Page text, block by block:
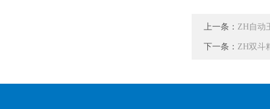
上一条： ZH自动
下一条： ZH双斗